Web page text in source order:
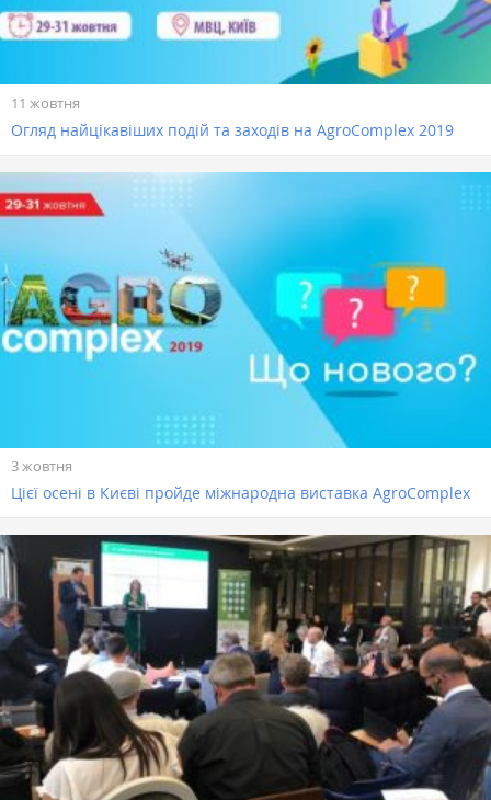
11 жовтня
Огляд найцікавіших подій та заходів на AgroComplex 2019
3 жовтня
Цієї осені в Києві пройде міжнародна виставка AgroComplex